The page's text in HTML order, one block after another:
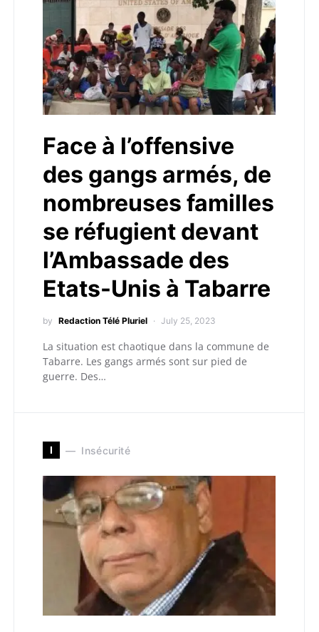
Face à l’offensive
des gangs armés, de
nombreuses familles
se réfugient devant
l’Ambassade des
Etats-Unis à Tabarre
by Redaction Télé Pluriel July 25, 2023
La situation est chaotique dans la commune de
Tabarre. Les gangs armés sont sur pied de
guerre. Des…
I Insécurité